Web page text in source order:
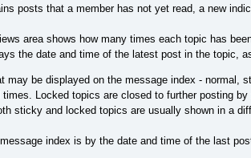
posts that a member has not yet read, a new
area shows how many times each topic has
the date and time of the latest post in the topic,
may be displayed on the message index -
Locked topics are closed to further posting
sticky and locked topics are usually shown in a
index is by the date and time of the last